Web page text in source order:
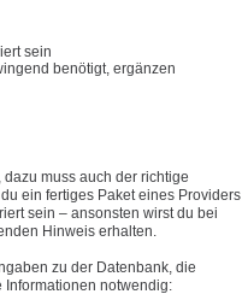
sein
benötigt, ergänzen
muss auch der richtige
ein fertiges Paket eines Providers
sein – ansonsten wirst du bei
Hinweis erhalten.
zu der Datenbank, die
notwendig: